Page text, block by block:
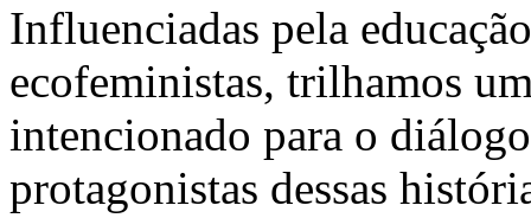
Influenciadas pela
ecofeministas, trilhamos
intencionado para o
protagonistas dessas